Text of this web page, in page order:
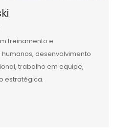
treinamento e
desenvolvimento
trabalho em equipe,
estratégica.